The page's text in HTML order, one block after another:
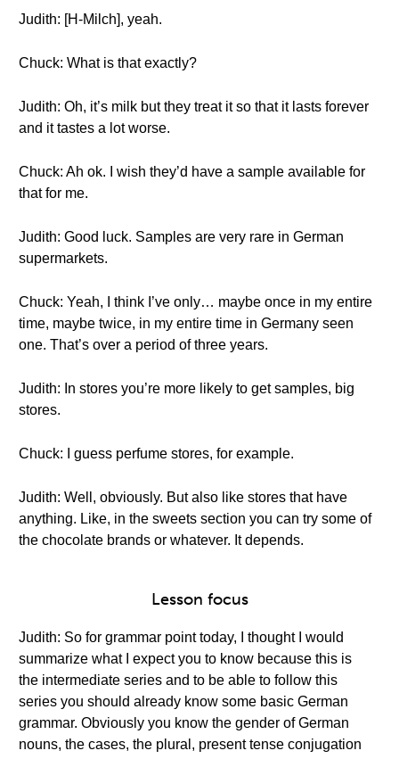
Judith: [H-Milch], yeah.
Chuck: What is that exactly?
Judith: Oh, it’s milk but they treat it so that it lasts forever
and it tastes a lot worse.
Chuck: Ah ok. I wish they’d have a sample available for
that for me.
Judith: Good luck. Samples are very rare in German
supermarkets.
Chuck: Yeah, I think I’ve only… maybe once in my entire
time, maybe twice, in my entire time in Germany seen
one. That’s over a period of three years.
Judith: In stores you’re more likely to get samples, big
stores.
Chuck: I guess perfume stores, for example.
Judith: Well, obviously. But also like stores that have
anything. Like, in the sweets section you can try some of
the chocolate brands or whatever. It depends.
Lesson focus
Judith: So for grammar point today, I thought I would
summarize what I expect you to know because this is
the intermediate series and to be able to follow this
series you should already know some basic German
grammar. Obviously you know the gender of German
nouns, the cases, the plural, present tense conjugation